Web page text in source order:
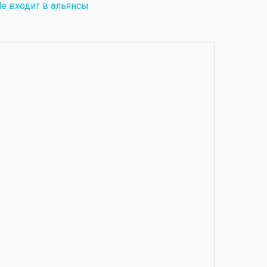
входит в альянсы